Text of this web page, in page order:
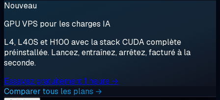
Nouveau
GPU VPS pour les charges IA
L4, L40S et H100 avec la stack CUDA complète
préinstallée. Lancez, entraînez, arrêtez, facturé à la
seconde.
Essayez gratuitement 1 heure →
Comparer tous les plans →